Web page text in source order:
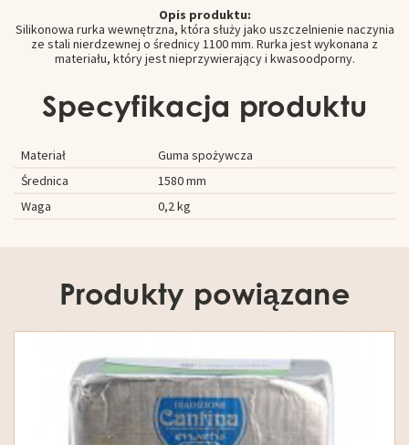
Opis produktu:
Silikonowa rurka wewnętrzna, która służy jako uszczelnienie naczynia
ze stali nierdzewnej o średnicy 1100 mm. Rurka jest wykonana z
materiału, który jest nieprzywierający i kwasoodporny.
Specyfikacja produktu
Materiał
Guma spożywcza
Średnica
1580 mm
Waga
0,2 kg
Produkty powiązane